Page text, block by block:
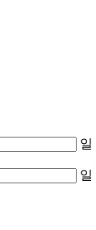
일
일